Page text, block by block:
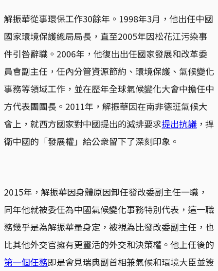
解振華從事環保工作30餘年。1998年3月，他出任中國
國家環境保護總局局長，直至2005年因松花江污染事
件引咎辭職。2006年，他復出出任國家發展和改革委
員會副主任，任內分管資源節約、環境保護、氣候變化
事務等領域工作，並在歷年全球氣候變化大會中擔任中
方代表團團長。2011年，解振華因在南非德班氣候大
會上，就西方國家對中國提出的減排要求提出抗議 ，捍
衛中國的「發展權」給公衆留下了深刻印象。
2015年，解振華因身體原因卸任發改委副主任一職，
同年他就被委任為中國氣候變化事務特別代表，這一職
務幾乎是為解振華量身定，被視為比發改委副主任，也
比其他外交官擁有更靈活的外交和決策權。他上任後的
第一個任務即是會見瑞典副首相兼氣候和環境大臣並簽